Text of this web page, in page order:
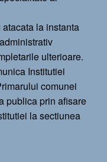
la instanta
ulterioare.
Institutiei
comunei
publica prin afisare
la sectiunea